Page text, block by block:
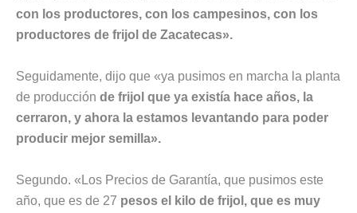
con los productores, con los campesinos, con los
productores de frijol de Zacatecas».
Seguidamente, dijo que «ya pusimos en marcha la planta
de producción de frijol que ya existía hace años, la
cerraron, y ahora la estamos levantando para poder
producir mejor semilla».
Segundo. «Los Precios de Garantía, que pusimos este
año, que es de 27 pesos el kilo de frijol, que es muy